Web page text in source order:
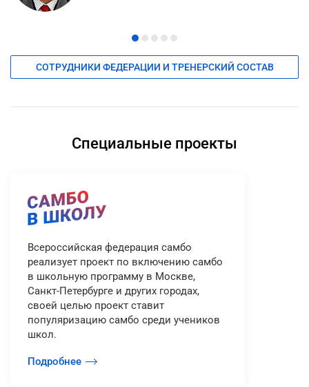
СОТРУДНИКИ ФЕДЕРАЦИИ И ТРЕНЕРСКИЙ СОСТАВ
Специальные проекты
Всероссийская федерация самбо
реализует проект по включению самбо
в школьную программу в Москве,
Санкт-Петербурге и других городах,
cвоей целью проект ставит
популяризацию самбо среди учеников
школ.
Подробнее